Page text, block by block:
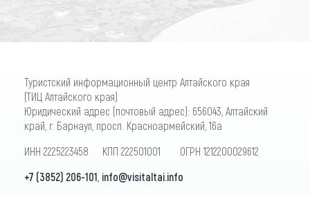
Туристский информационный центр Алтайского края
(ТИЦ Алтайского края)
Юридический адрес (почтовый адрес): 656043, Алтайский
край, г. Барнаул, просп. Красноармейский, 16а
ИНН 2225223458 КПП 222501001 ОГРН 1212200029612
+7 (3852) 206-101 info@visitaltai.info